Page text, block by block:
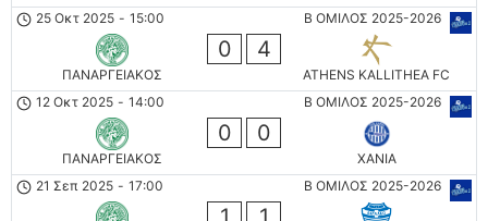
Β ΟΜΙΛΟΣ 2025-2026
25 Οκτ 2025 - 15:00
ΠΑΝΑΡΓΕΙΑΚΟΣ
0 4
ATHENS KALLITHEA FC
Β ΟΜΙΛΟΣ 2025-2026
12 Οκτ 2025 - 14:00
ΠΑΝΑΡΓΕΙΑΚΟΣ
0 0
ΧΑΝΙΑ
Β ΟΜΙΛΟΣ 2025-2026
21 Σεπ 2025 - 17:00